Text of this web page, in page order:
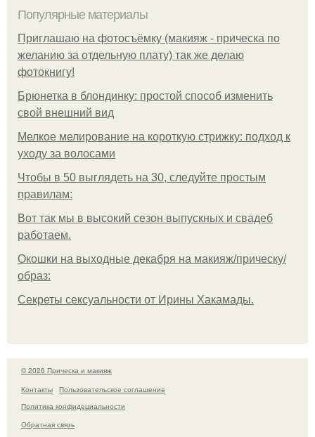
Популярные материалы
Приглашаю на фотосъёмку (макияж - прическа по
желанию за отдельную плату) так же делаю
фотокнигу!
Брюнетка в блондинку: простой способ изменить
свой внешний вид
Мелкое мелирование на короткую стрижку: подход к
уходу за волосами
Чтобы в 50 выглядеть на 30, следуйте простым
правилам:
Вот так мы в высокий сезон выпускных и свадеб
работаем.
Окошки на выходные декабря на макияж/прическу/
образ:
Секреты сексуальности от Ирины Хакамады.
© 2026 Прическа и макияж
Контакты
Пользовательское соглашение
Политика конфидециальности
Обратная связь